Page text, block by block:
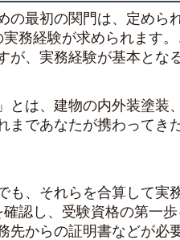
の最初の関門は、定めら
務経験が求められます
、実務経験が基本とな
とは、建物の内外装塗
まであなたが携わってき
も、それらを合算して実
認し、受験資格の第一
先からの証明書などが必